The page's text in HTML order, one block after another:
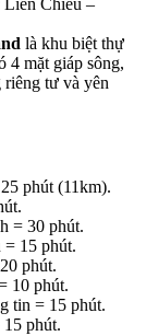
là khu biệt thự
4 mặt giáp sông,
riêng tư và yên
phút (11km).
= 30 phút.
= 15 phút.
phút.
10 phút.
tin = 15 phút.
phút.